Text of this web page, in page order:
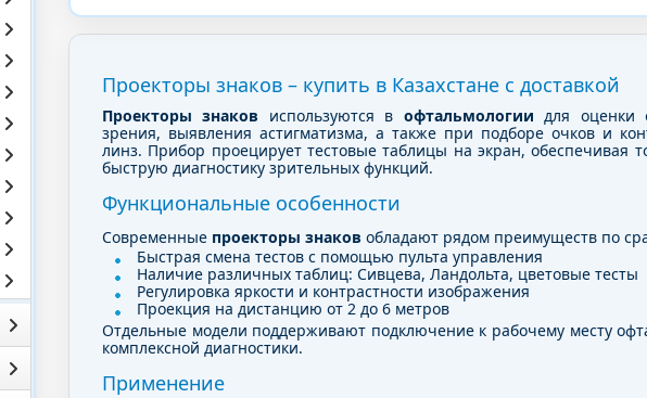
Проекторы знаков – купить в Казахстане с доставкой
Проекторы знаков используются в офтальмологии для оценки
зрения, выявления астигматизма, а также при подборе очков и
линз. Прибор проецирует тестовые таблицы на экран, обеспечивая
быструю диагностику зрительных функций.
Функциональные особенности
Современные проекторы знаков обладают рядом преимуществ по
Быстрая смена тестов с помощью пульта управления
Наличие различных таблиц: Сивцева, Ландольта, цветовые тесты
Регулировка яркости и контрастности изображения
Проекция на дистанцию от 2 до 6 метров
Отдельные модели поддерживают подключение к рабочему месту
комплексной диагностики.
Применение